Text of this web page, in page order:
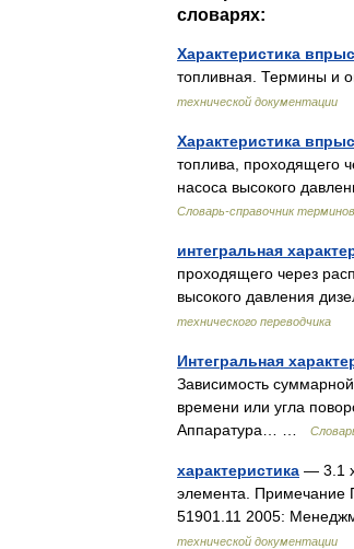
словарях:
Характеристика
топливная. Термины и
технической документации
Характеристика
топлива, проходящего
насоса высокого
Словарь-справочник
интегральная
проходящего через
высокого давления
технического переводчика
Интегральная
Зависимость
времени или угла
Аппаратура… …
характеристика — 3.1
элемента. Примечание
51901.11 2005:
технической документации